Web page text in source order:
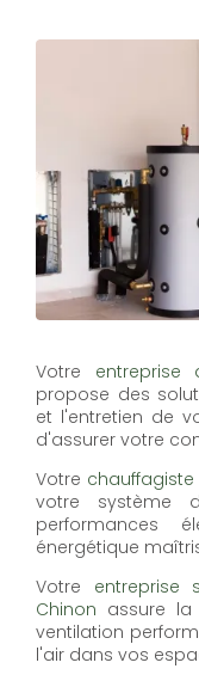
Votre entreprise
propose des
et l'entretien de
d'assurer votre
Votre
votre système
performances
énergétique
Votre entreprise
Chinon assure
ventilation
l'air dans vos